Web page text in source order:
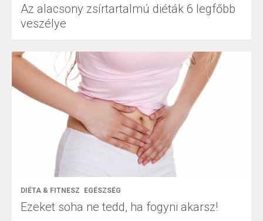
Az alacsony zsírtartalmú diéták 6 legfőbb
veszélye
DIÉTA & FITNESZ EGÉSZSÉG
Ezeket soha ne tedd, ha fogyni akarsz!